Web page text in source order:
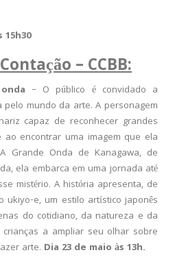
15h30
– CCBB:
– O público é convidado a
mundo da arte. A personagem
capaz de reconhecer grandes
encontrar uma imagem que ela
Grande Onda de Kanagawa, de
ela embarca em uma jornada até
mistério. A história apresenta, de
ukiyo-e, um estilo artístico japonês
do cotidiano, da natureza e da
a ampliar seu olhar sobre
arte. Dia 23 de maio às 13h.